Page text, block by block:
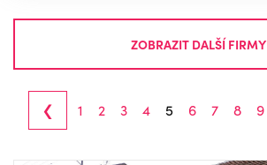
ZOBRAZIT DALŠÍ FIRMY
‹ 1 2 3 4 5 6 7 8 9